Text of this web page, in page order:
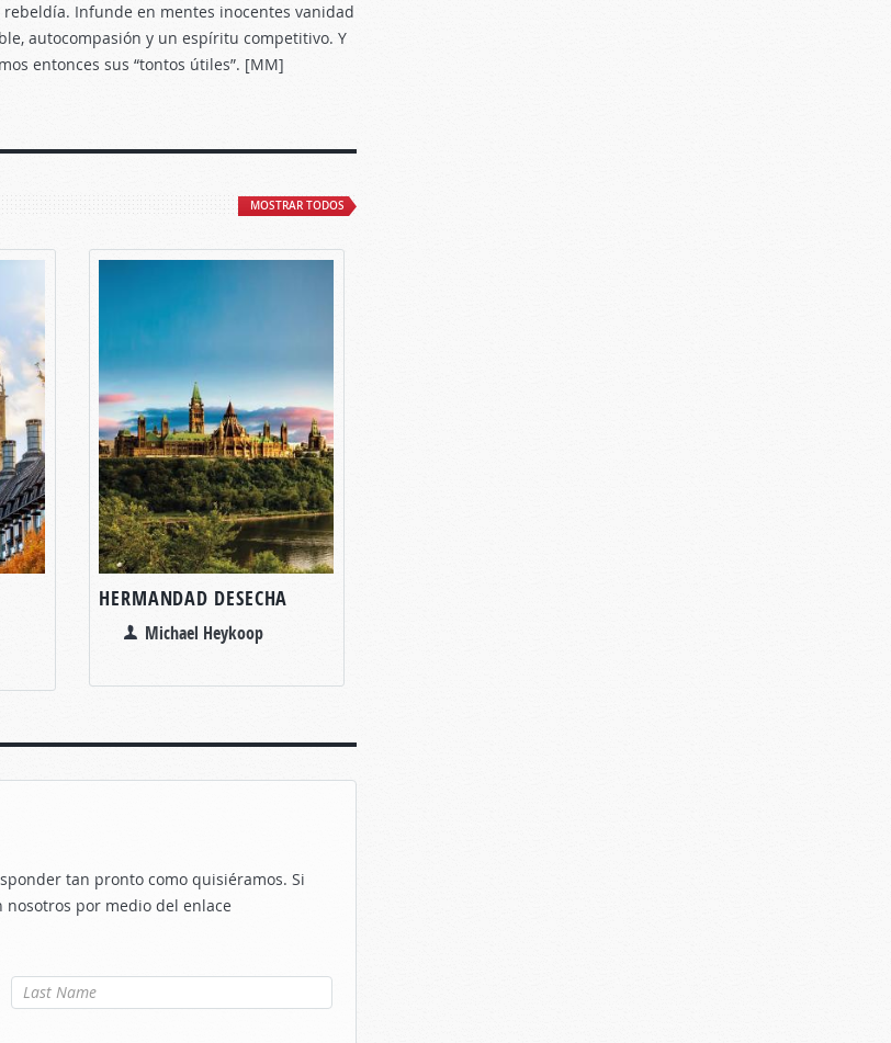
Infunde en mentes inocentes vanidad
autocompasión y un espíritu competitivo. Y
entonces sus “tontos útiles”. [MM]
MOSTRAR TODOS
HERMANDAD DESECHA
Michael Heykoop
tan pronto como quisiéramos. Si
por medio del enlace
Apellido*